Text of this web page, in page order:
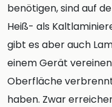
benötigen, sind auf
Heiß- als
gibt es aber auch
einem Gerät
Oberfläche
haben. Zwar